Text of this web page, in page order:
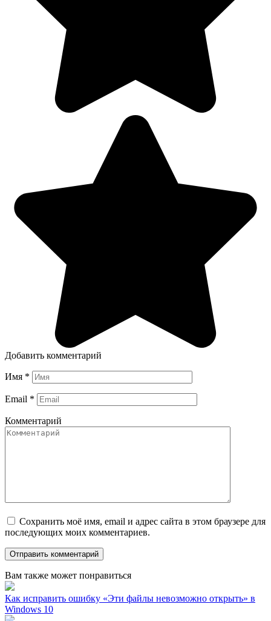
Добавить комментарий
Имя *
Email *
Комментарий
Сохранить моё имя, email и адрес сайта в этом браузере для
последующих моих комментариев.
Вам также может понравиться
Как исправить ошибку «Эти файлы невозможно открыть» в
Windows 10